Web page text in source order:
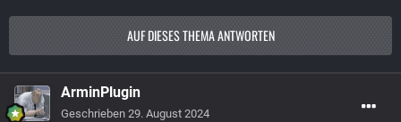
AUF DIESES THEMA ANTWORTEN
ArminPlugin
Geschrieben 29. August 2024